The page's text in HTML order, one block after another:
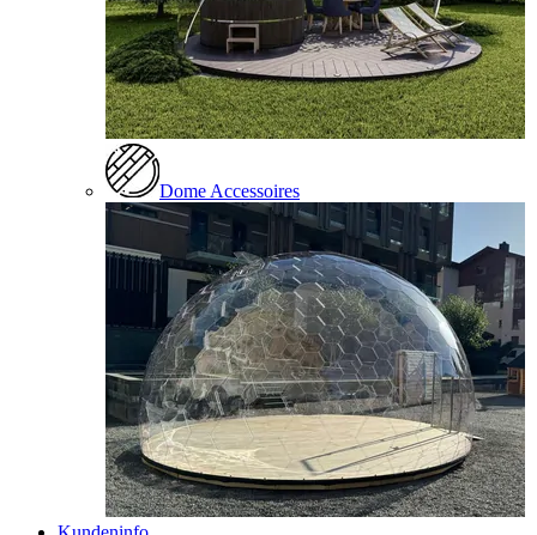
Dome Accessoires